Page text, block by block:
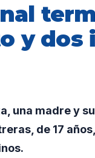
y dos
una madre y
de 17